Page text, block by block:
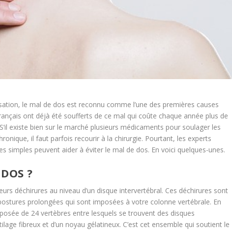
le mal de dos est reconnu comme l’une des premières causes
ont déjà été soufferts de ce mal qui coûte chaque année plus de
existe bien sur le marché plusieurs médicaments pour soulager les
il faut parfois recourir à la chirurgie. Pourtant, les experts
simples peuvent aider à éviter le mal de dos. En voici quelques-unes.
?
déchirures au niveau d’un disque intervertébral. Ces déchirures sont
prolongées qui sont imposées à votre colonne vertébrale. En
de 24 vertèbres entre lesquels se trouvent des disques
fibreux et d’un noyau gélatineux. C’est cet ensemble qui soutient le